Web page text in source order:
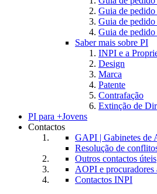
Guia de
Guia de
Guia de
Saber mais sobre PI
INPI e a
Design
Marca
Patente
Contrafação
Extinção de
PI para +Jovens
Contactos
GAPI | Gabinetes de
Resolução de
Outros contactos úteis
AOPI e procuradores
Contactos INPI